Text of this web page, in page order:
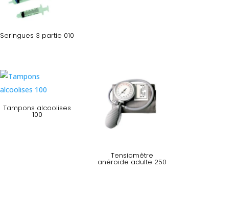
Seringues 3 partie 010
Tampons alcoolises
100
Tensiomètre
anéroïde adulte 250